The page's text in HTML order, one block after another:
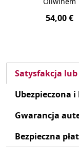
54,00 €
Satysfakcja
Ubezpieczona
Gwarancja
Bezpieczna